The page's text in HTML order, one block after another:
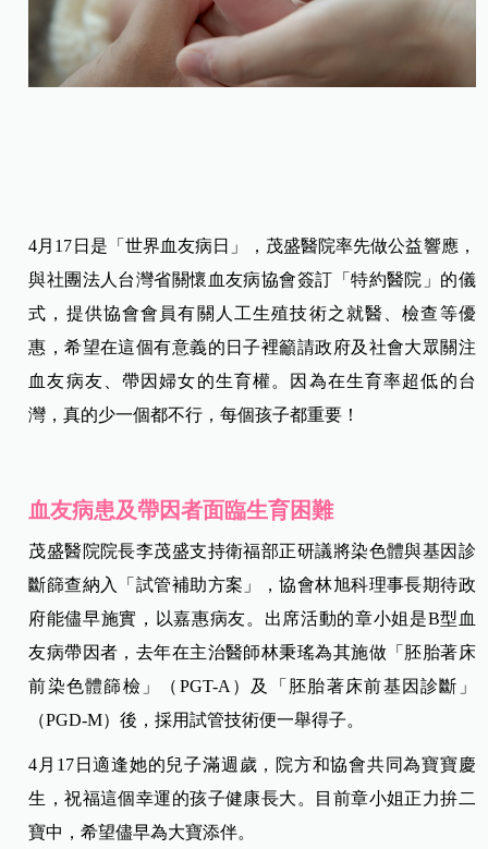
4月17日是「世界血友病日」，茂盛醫院率先做公益響應，
與社團法人台灣省關懷血友病協會簽訂「特約醫院」的儀
式，提供協會會員有關人工生殖技術之就醫、檢查等優
惠，希望在這個有意義的日子裡籲請政府及社會大眾關注
血友病友、帶因婦女的生育權。因為在生育率超低的台
灣，真的少一個都不行，每個孩子都重要！
血友病患及帶因者面臨生育困難
茂盛醫院院長李茂盛支持衛福部正研議將染色體與基因診
斷篩查納入「試管補助方案」，協會林旭科理事長期待政
府能儘早施實，以嘉惠病友。出席活動的章小姐是B型血
友病帶因者，去年在主治醫師林秉瑤為其施做「胚胎著床
前染色體篩檢」（PGT-A）及「胚胎著床前基因診斷」
（PGD-M）後，採用試管技術便一舉得子。
4月17日適逢她的兒子滿週歲，院方和協會共同為寶寶慶
生，祝福這個幸運的孩子健康長大。目前章小姐正力拚二
寶中，希望儘早為大寶添伴。